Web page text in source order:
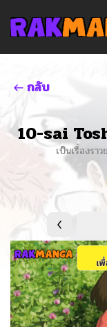
กลับ
10-sai
เป็นเรื่องรา